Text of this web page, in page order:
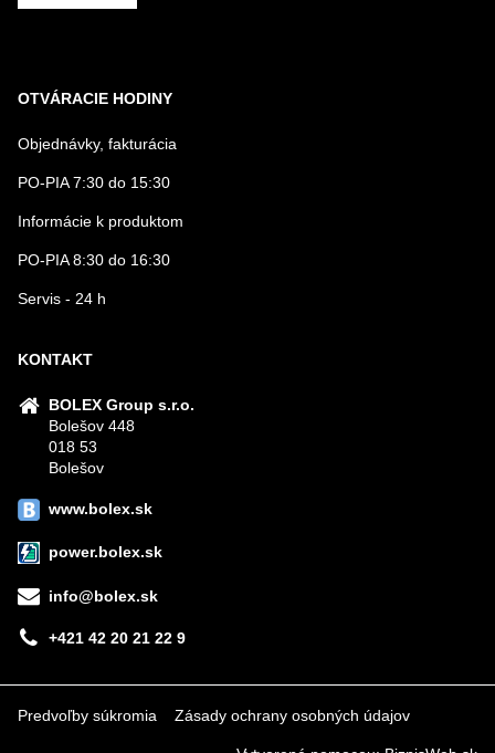
OTVÁRACIE HODINY
Objednávky, fakturácia
PO-PIA 7:30 do 15:30
Informácie k produktom
PO-PIA 8:30 do 16:30
Servis - 24 h
KONTAKT
BOLEX Group s.r.o.
Bolešov 448
018 53
Bolešov
www.bolex.sk
power.bolex.sk
info@bolex.sk
+421 42 20 21 22 9
Predvoľby súkromia Zásady ochrany osobných údajov